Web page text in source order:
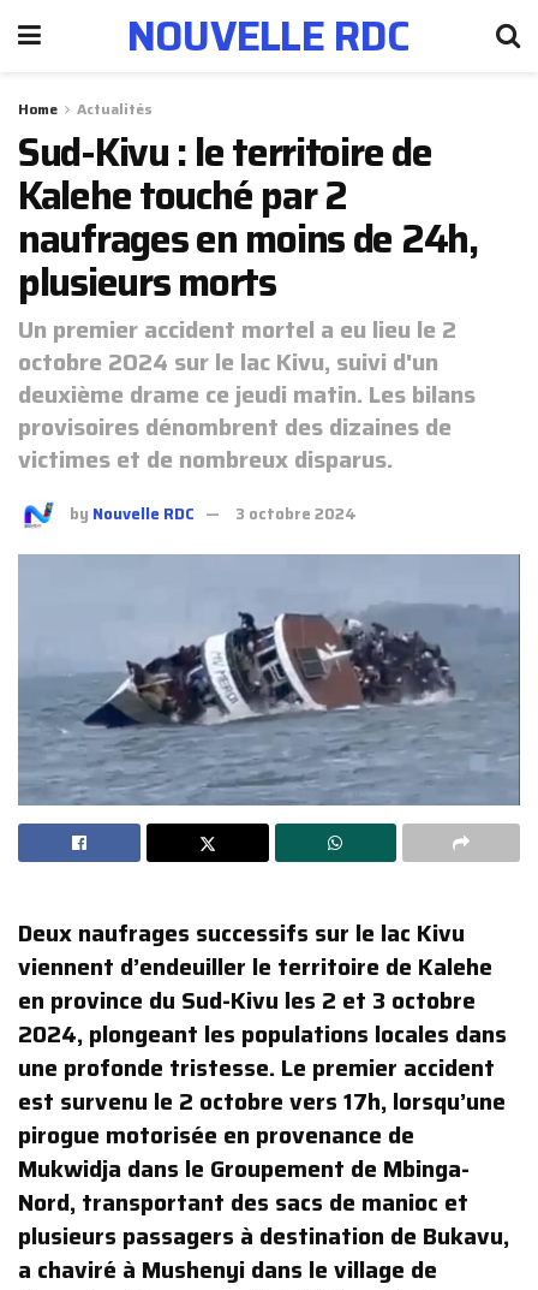
NOUVELLE RDC
Home Actualités
Sud-Kivu : le territoire de
Kalehe touché par 2
naufrages en moins de 24h,
plusieurs morts
Un premier accident mortel a eu lieu le 2
octobre 2024 sur le lac Kivu, suivi d'un
deuxième drame ce jeudi matin. Les bilans
provisoires dénombrent des dizaines de
victimes et de nombreux disparus.
by Nouvelle RDC 3 octobre 2024
Deux naufrages successifs sur le lac Kivu
viennent d’endeuiller le territoire de Kalehe
en province du Sud-Kivu les 2 et 3 octobre
2024, plongeant les populations locales dans
une profonde tristesse. Le premier accident
est survenu le 2 octobre vers 17h, lorsqu’une
pirogue motorisée en provenance de
Mukwidja dans le Groupement de Mbinga-
Nord, transportant des sacs de manioc et
plusieurs passagers à destination de Bukavu,
a chaviré à Mushenyi dans le village de